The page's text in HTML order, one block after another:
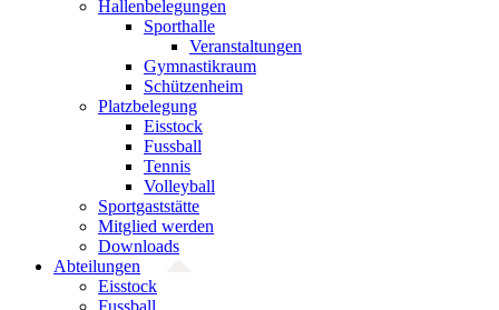
Hallenbelegungen
Sporthalle
Veranstaltungen
Gymnastikraum
Schützenheim
Platzbelegung
Eisstock
Fussball
Tennis
Volleyball
Sportgaststätte
Mitglied werden
Downloads
Abteilungen
Eisstock
Fussball